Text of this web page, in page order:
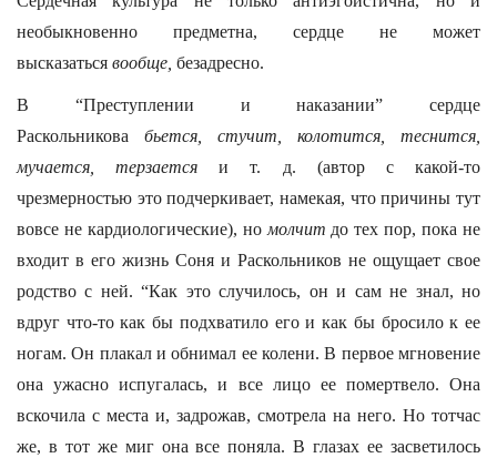
необыкновенно предметна, сердце не может
высказаться вообще, безадресно.
В “Преступлении и наказании” сердце
Раскольникова бьется, стучит, колотится, теснится,
мучается, терзается и т. д. (автор с какой-то
чрезмерностью это подчеркивает, намекая, что причины тут
вовсе не кардиологические), но молчит до тех пор, пока не
входит в его жизнь Соня и Раскольников не ощущает свое
родство с ней. “Как это случилось, он и сам не знал, но
вдруг что-то как бы подхватило его и как бы бросило к ее
ногам. Он плакал и обнимал ее колени. В первое мгновение
она ужасно испугалась, и все лицо ее помертвело. Она
вскочила с места и, задрожав, смотрела на него. Но тотчас
же, в тот же миг она все поняла. В глазах ее засветилось